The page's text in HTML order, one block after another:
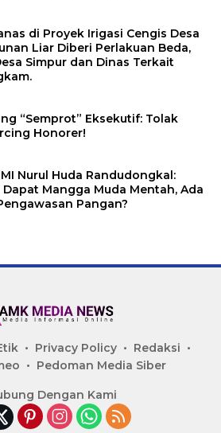
di Proyek Irigasi Cengis Desa
Liar Diberi Perlakuan Beda,
Simpur dan Dinas Terkait
“Semprot” Eksekutif: Tolak
Honorer!
Nurul Huda Randudongkal:
Dapat Mangga Muda Mentah, Ada
Pangan?
Privacy Policy
Redaksi
Pedoman Media Siber
Dengan Kami